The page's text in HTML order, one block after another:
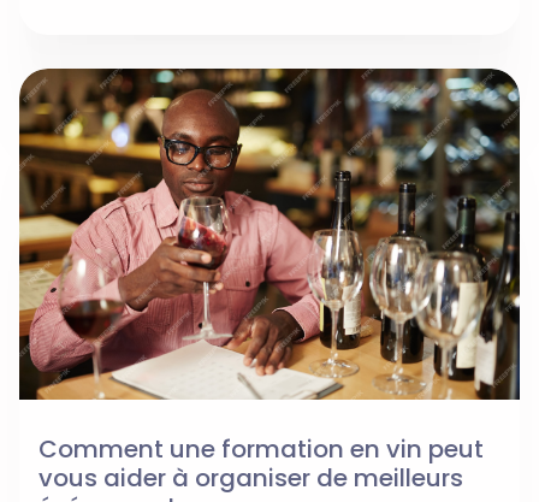
Comment une formation en vin peut
vous aider à organiser de meilleurs